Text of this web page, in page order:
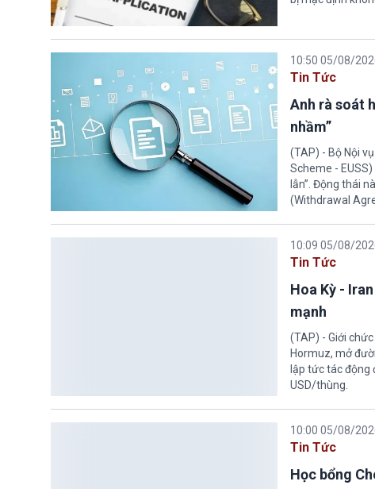
10:50 05/08/
Tin Tức
Anh rà soát
nhầm”
(TAP) - Bộ Nội
Scheme -
lẫn”. Động thái
(Withdrawal
10:09 05/08/
Tin Tức
Hoa Kỳ -
mạnh
(TAP) - Giới
Hormuz, mở
lập tức tác động
USD/thùng.
10:00 05/08/
Tin Tức
Học bổng